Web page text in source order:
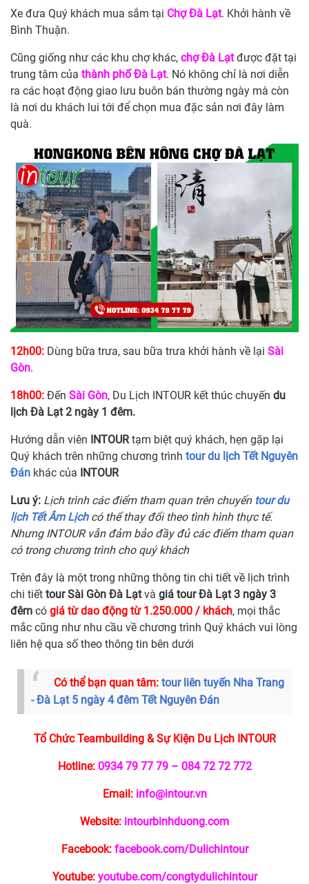
Xe đưa Quý khách mua sắm tại Chợ Đà Lạt. Khởi hành về
Bình Thuận.
Cũng giống như các khu chợ khác, chợ Đà Lạtđược đặt tại
trung tâm của thành phố Đà Lạt. Nó không chỉ là nơi diễn
ra các hoạt động giao lưu buôn bán thường ngày mà còn
là nơi du khách lui tới để chọn mua đặc sản nơi đây làm
quà.
12h00: Dùng bữa trưa, sau bữa trưa khởi hành về lại Sài
Gòn.
18h00: Đến Sài Gòn, Du Lịch INTOUR kết thúc chuyến du
lịch Đà Lạt 2 ngày 1 đêm.
Hướng dẫn viên INTOURtạm biệt quý khách, hẹn gặp lại
Quý khách trên những chương trình tour du lịch Tết Nguyên
Đán khác của INTOUR
Lưu ý: Lịch trình các điểm tham quan trên chuyến tour du
lịch Tết Âm Lịchcó thể thay đổi theo tình hình thực tế.
Nhưng INTOUR vẫn đảm bảo đầy đủ các điểm tham quan
có trong chương trình cho quý khách
Trên đây là một trong những thông tin chi tiết về lịch trình
chi tiết tour Sài Gòn Đà Lạtvà giá tour Đà Lạt 3 ngày 3
đêm có giá từ dao động từ 1.250.000 / khách, mọi thắc
mắc cũng như nhu cầu về chương trình Quý khách vui lòng
liên hệ qua số theo thông tin bên dưới
Có thể bạn quan tâm: tour liên tuyến Nha Trang
- Đà Lạt 5 ngày 4 đêm Tết Nguyên Đán
Tổ Chức Teambuilding & Sự Kiện Du Lịch INTOUR
Hotline: 0934 79 77 79 – 084 72 72 772
Email: info@intour.vn
Website: intourbinhduong.com
Facebook: facebook.com/Dulichintour
Youtube: youtube.com/congtydulichintour